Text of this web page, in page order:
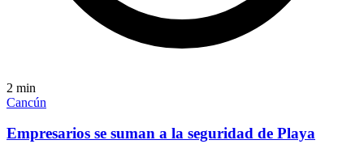
2 min
Cancún
Empresarios se suman a la seguridad de Playa